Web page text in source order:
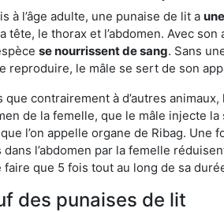
à l’âge adulte, une punaise de lit a
tête, le thorax et l’abdomen. Avec
se nourrissent de sang. Sans
reproduire, le mâle se sert de son
que contrairement à d’autres
de la femelle, que le mâle injecte
l’on appelle organe de Ribag.
dans l’abdomen par la femelle
faire que 5 fois tout au long de sa
des punaises de lit